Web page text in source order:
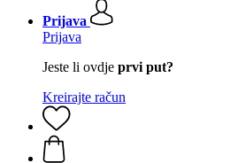
Prijava
Prijava
Jeste li ovdje prvi put?
Kreirajte račun